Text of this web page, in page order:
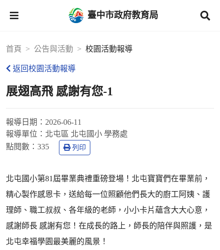
臺中市政府教育局
首頁 公告與活動 校園活動報導
返回校園活動報導
展翅高飛 感謝有您-1
報導日期： 2026-06-11
報導單位： 北屯區 北屯國小 學務處
點閱數： 335 列印
北屯國小第81屆畢業典禮重磅登場！北屯寶寶們在畢業前，
精心製作感恩卡，送給每一位照顧他們長大的廚工阿姨、護
理師、職工叔叔、各年級的老師，小小卡片蘊含大大心意，
感謝師長 感謝有您！在成長的路上，師長的陪伴與照護，是
北屯幸福學園最美麗的風景！